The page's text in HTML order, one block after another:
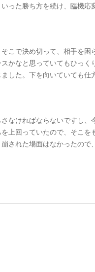
った勝ち方を続け、臨機応
こで決め切って、相手を困
かなと思っていてもひっく
した。下を向いていても仕
なければならないですし、
上回っていたので、そこを
された場面はなかったので